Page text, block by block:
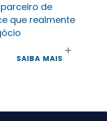
de
que realmente
SAIBA MAIS